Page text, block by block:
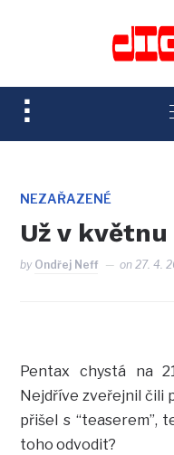
TOGGLE
SIDEBAR
NAVIGATION
NEZAŘAZENÉ
Už v
by Ondřej Neff on27. 4.
Pentax chystá na
Nejdříve zveřejnil čili
přišel s “teaserem”,
toho odvodit?